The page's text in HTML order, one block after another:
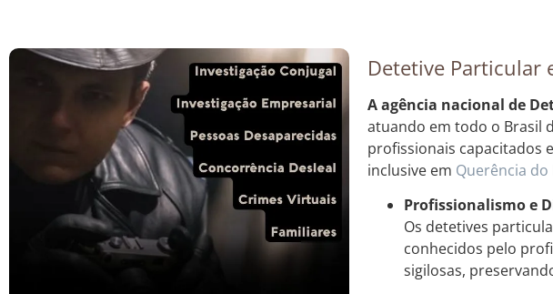
Detetive Particular
A agência nacional de
atuando em todo o Brasil
profissionais capacitados
inclusive em Querência
Profissionalismo e
Os detetives
conhecidos pelo
sigilosas,